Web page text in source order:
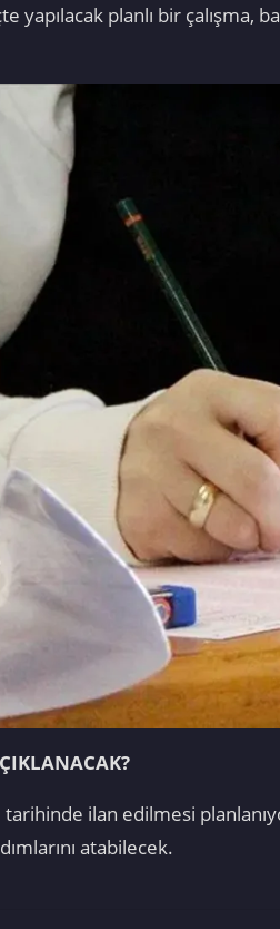
yapılacak planlı bir çalışma,
ilan edilmesi
atabilecek.